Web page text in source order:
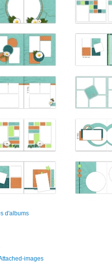
d'albums
images